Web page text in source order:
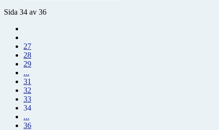
Sida 34 av 36
27
28
29
...
31
32
33
34
...
36